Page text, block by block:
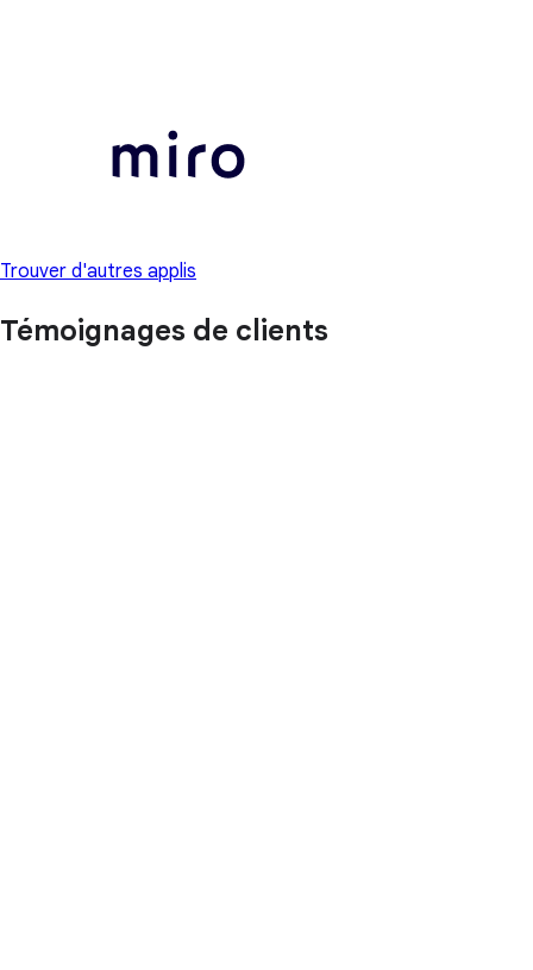
Trouver d'autres applis
Témoignages de clients